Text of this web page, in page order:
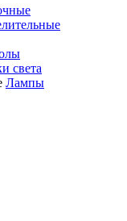
света
Лампы